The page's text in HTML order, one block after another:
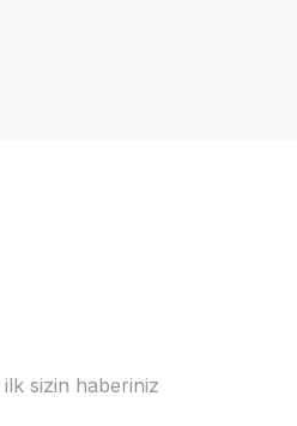
sizin haberiniz